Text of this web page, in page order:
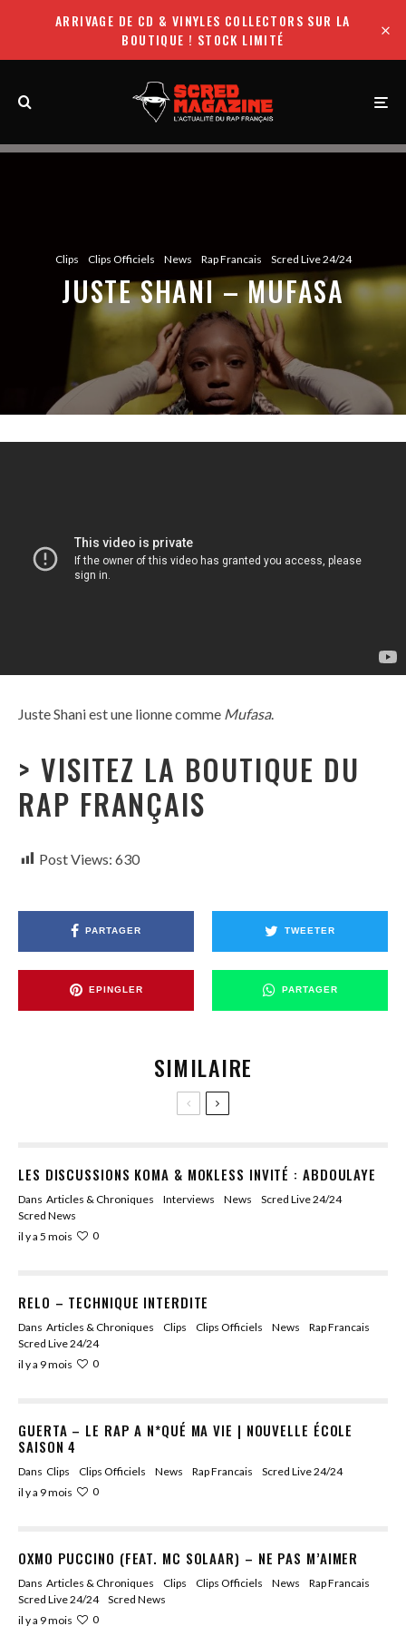
ARRIVAGE DE CD & VINYLES COLLECTORS SUR LA
BOUTIQUE ! STOCK LIMITÉ
Clips Clips Officiels News Rap Francais Scred Live 24/24
JUSTE SHANI – MUFASA
Juste Shani est une lionne comme Mufasa.
> VISITEZ LA BOUTIQUE DU
RAP FRANÇAIS
Post Views: 630
PARTAGER TWEETER
EPINGLER PARTAGER
SIMILAIRE
LES DISCUSSIONS KOMA & MOKLESS INVITÉ : ABDOULAYE
Dans Articles & Chroniques Interviews News
Scred Live 24/24
Scred News
il y a 5 mois
0
RELO – TECHNIQUE INTERDITE
Dans Articles & Chroniques Clips Clips Officiels News
Rap Francais
Scred Live 24/24
il y a 9 mois
0
GUERTA – LE RAP A N*QUÉ MA VIE | NOUVELLE ÉCOLE
SAISON 4
Dans Clips Clips Officiels News Rap Francais
Scred Live 24/24
il y a 9 mois
0
OXMO PUCCINO (FEAT. MC SOLAAR) – NE PAS M’AIMER
Dans Articles & Chroniques Clips Clips Officiels News
Rap Francais
Scred Live 24/24
Scred News
il y a 9 mois
0